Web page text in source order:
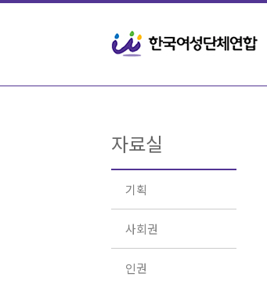
자료실
기획
사회권
인권